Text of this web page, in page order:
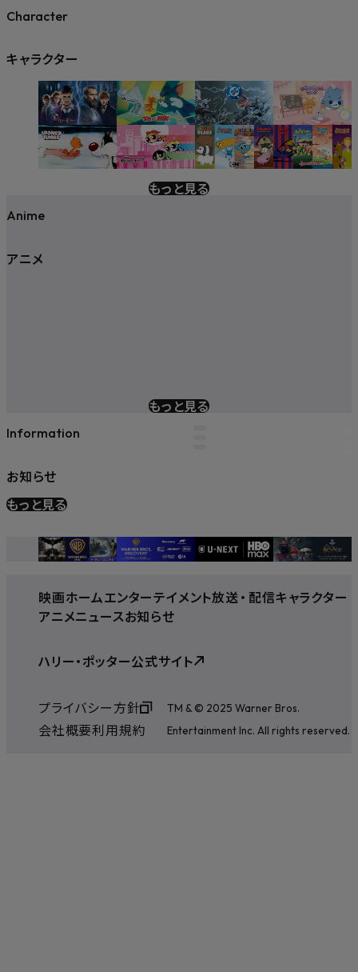
Character
キャラクター
もっと見る
Anime
アニメ
もっと見る
Information
お知らせ
もっと見る
映画ホームエンターテイメント放送・ 配信キャラクター
アニメニュースお知らせ
ハリー・ポッター公式サイト
プライバシー方針
会社概要利用規約
TM & © 2025 Warner Bros.
Entertainment Inc. All rights reserved.